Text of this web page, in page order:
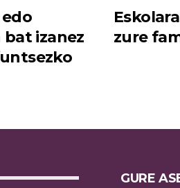
izanez
zure
GURE